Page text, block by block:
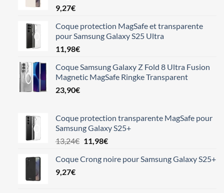
9,27€
Coque protection MagSafe et transparente
pour Samsung Galaxy S25 Ultra
11,98€
Coque Samsung Galaxy Z Fold 8 Ultra Fusion
Magnetic MagSafe Ringke Transparent
23,90€
Coque protection transparente MagSafe pour
Samsung Galaxy S25+
13,24€ Le
initial
11,98€Le
actuel
Coque Crong noire pour Samsung Galaxy S25+
9,27€